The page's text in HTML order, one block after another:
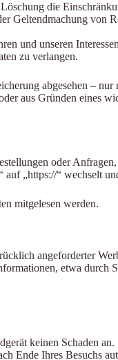
die
von
und unseren
zu verlangen.
abgesehen –
aus Gründen eines
oder
„https://“ wechselt
mitgelesen werden.
angeforderter
etwa durch
keinen Schaden
Ende Ihres Besuchs